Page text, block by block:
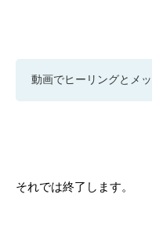
動画でヒーリングとメ
それでは終了します。